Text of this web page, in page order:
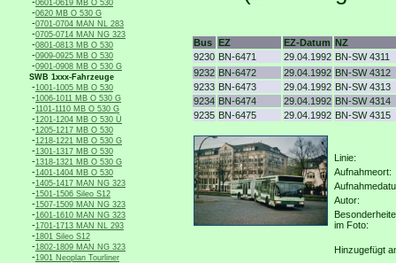
0601-0619 MB O 530
-0620 MB O 530 G
-0701-0704 MAN NL 283
-0705-0714 MAN NG 323
-0801-0813 MB O 530
-0909-0925 MB O 530
-0901-0908 MB O 530 G
SWB 1xxx-Fahrzeuge
-1001-1005 MB O 530
-1006-1011 MB O 530 G
-1101-1110 MB O 530 G
-1201-1204 MB O 530 Ü
-1205-1217 MB O 530
-1218-1221 MB O 530 G
-1301-1317 MB O 530
-1318-1321 MB O 530 G
-1401-1404 MB O 530
-1405-1417 MAN NG 323
-1501-1506 Sileo S12
-1507-1509 MAN NG 323
-1601-1610 MAN NG 323
-1701-1713 MAN NL 293
-1801 Sileo S12
-1802-1809 MAN NG 323
-1901 Neoplan Tourliner
Bus EZ EZ-Datum NZ
9230 BN-6471 29.04.1992 BN-SW 4311
9232 BN-6472 29.04.1992 BN-SW 4312
9233 BN-6473 29.04.1992 BN-SW 4313
9234 BN-6474 29.04.1992 BN-SW 4314
9235 BN-6475 29.04.1992 BN-SW 4315
Linie:
Aufnahmeort:
Autor:
im Foto:
Hinzugefügt